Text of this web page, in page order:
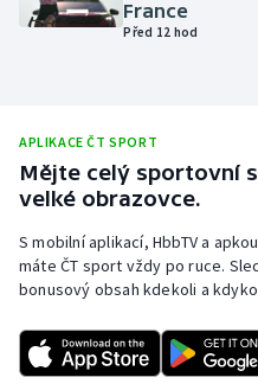
Rychlostní kanoistika
Short track
France
Před 12 hod
APLIKACE ČT SPORT
Mějte celý sportovní
velké obrazovce.
S mobilní aplikací, HbbTV a
máte ČT sport vždy po ruce.
bonusový obsah kdekoli a